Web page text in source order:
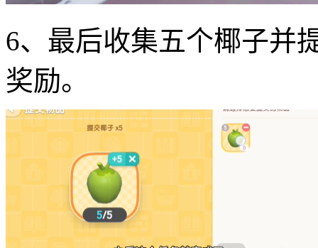
6、最后收集五个椰子并
奖励。